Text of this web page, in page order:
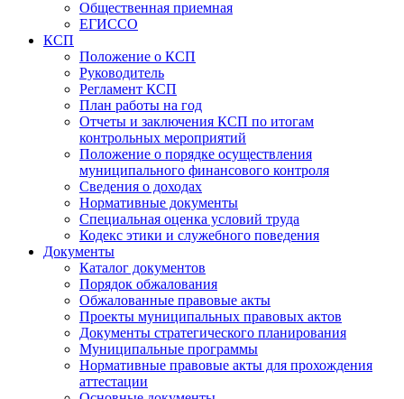
Общественная приемная
ЕГИССО
КСП
Положение о КСП
Руководитель
Регламент КСП
План работы на год
Отчеты и заключения КСП по итогам
контрольных мероприятий
Положение о порядке осуществления
муниципального финансового контроля
Сведения о доходах
Нормативные документы
Специальная оценка условий труда
Кодекс этики и служебного поведения
Документы
Каталог документов
Порядок обжалования
Обжалованные правовые акты
Проекты муниципальных правовых актов
Документы стратегического планирования
Муниципальные программы
Нормативные правовые акты для прохождения
аттестации